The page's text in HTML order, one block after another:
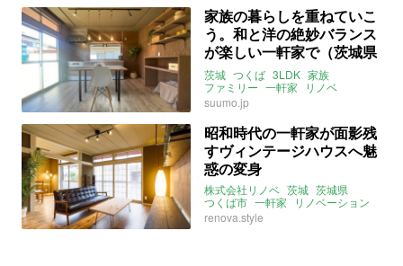
株式会社リノベ
売買
家族の暮らしを重ねていこ
う。和と洋の絶妙バランス
が楽しい一軒家で（茨城県
つくば市77㎡の売買・賃貸
物件）
茨城 つくば 3LDK 家族
ファミリー 一軒家
リノベ
フルリノベ
レトロ 庭
ガレージ 和室 畳 フローリング
谷田川 森の里
ライター：増成かおり
株式会社リノベ
売買
suumo.jp
昭和時代の一軒家が面影残
すヴィンテージハウスへ魅
惑の変身
株式会社リノベ 茨城 茨城県
つくば市 一軒家
リノベーション
ヴィンテージ
二人暮らし
renova.style